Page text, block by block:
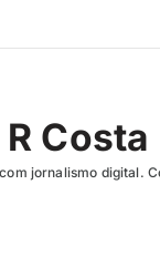
Costa
jornalismo digital.